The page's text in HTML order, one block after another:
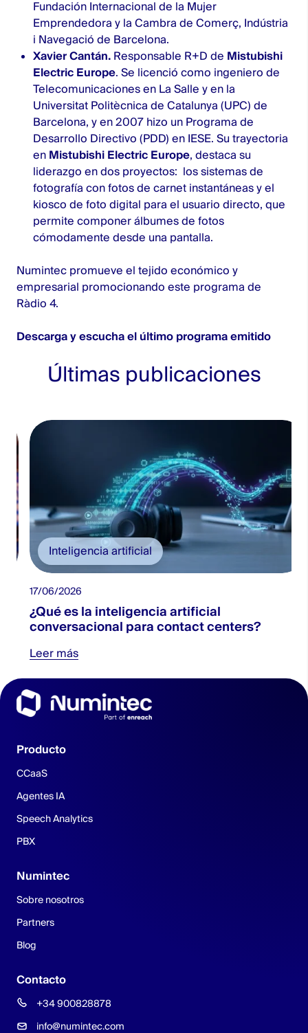
Fundación Internacional de la Mujer
Emprendedora y la Cambra de Comerç, Indústria
i Navegació de Barcelona.
Xavier Cantán. Responsable R+D de Mistubishi
Electric Europe. Se licenció como ingeniero de
Telecomunicaciones en La Salle y en la
Universitat Politècnica de Catalunya (UPC) de
Barcelona, y en 2007 hizo un Programa de
Desarrollo Directivo (PDD) en IESE. Su trayectoria
en Mistubishi Electric Europe, destaca su
liderazgo en dos proyectos: los sistemas de
fotografía con fotos de carnet instantáneas y el
kiosco de foto digital para el usuario directo, que
permite componer álbumes de fotos
cómodamente desde una pantalla.
Numintec promueve el tejido económico y
empresarial promocionando este programa de
Ràdio 4.
Descarga y escucha el último programa emitido
Últimas publicaciones
Inteligencia artificial
17/06/2026
¿Qué es la inteligencia artificial
conversacional para contact centers?
Leer más
Producto
CCaaS
Agentes IA
Speech Analytics
PBX
Numintec
Sobre nosotros
Partners
Blog
Contacto
+34 900828878
info@numintec.com